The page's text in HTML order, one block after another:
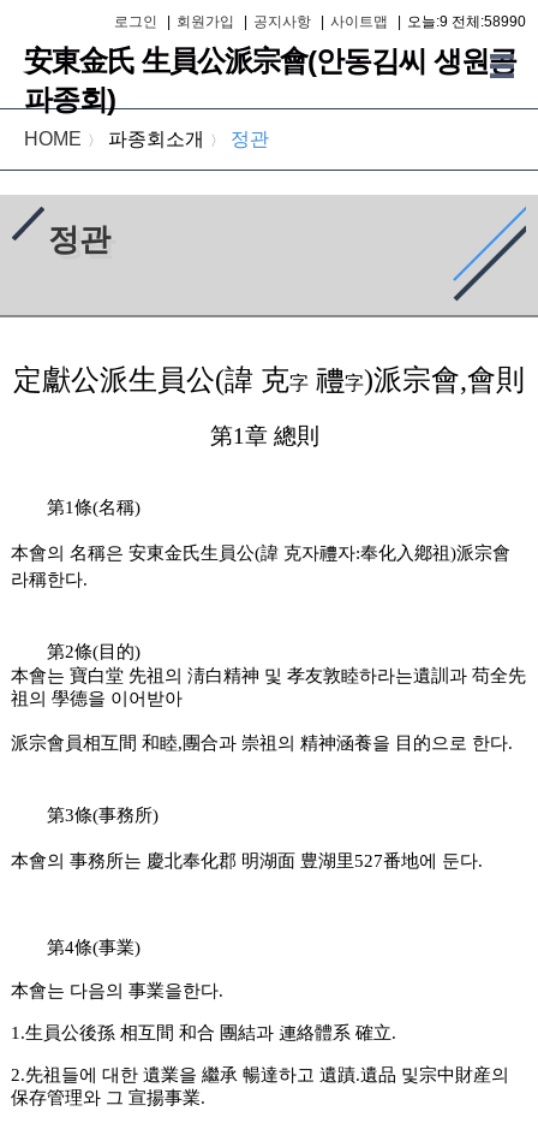
安東金氏 生員公派宗會(안동김씨 생원공
파종회)
로그인 회원가입 공지사항 사이트맵 오늘:9 전체:58990
HOME 〉 파종회소개 〉 정관
정관
定獻公派生員公(諱 克字禮字)派宗會,會則
第1章 總則
第1條(名稱)
本會의 名稱은 安東金氏生員公(諱 克자禮자:奉化入鄕祖)派宗會
라稱한다.
第2條(目的)
本會는 寶白堂 先祖의 淸白精神 및 孝友敦睦하라는遺訓과 苟全先
祖의 學德을 이어받아
派宗會員相互間 和睦,團合과 崇祖의 精神涵養을 目的으로 한다.
第3條(事務所)
本會의 事務所는 慶北奉化郡 明湖面 豊湖里527番地에 둔다.
第4條(事業)
本會는 다음의 事業을한다.
1.生員公後孫 相互間 和合 團結과 連絡體系 確立.
2.先祖들에 대한 遺業을 繼承 暢達하고 遺蹟.遺品 및宗中財産의
保存管理와 그 宣揚事業.